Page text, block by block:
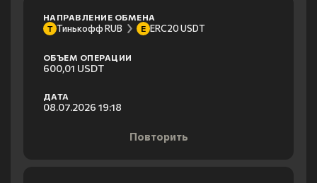
НАПРАВЛЕНИЕ ОБМЕНА
Т Тинькофф RUB E ERC20 USDT
ОБЪЕМ ОПЕРАЦИИ
600,01 USDT
ДАТА
08.07.2026 19:18
Повторить